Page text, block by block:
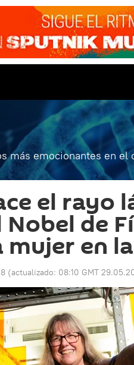
más emocionantes en el
el rayo
de
mujer en
(actualizado: 08:10 GMT